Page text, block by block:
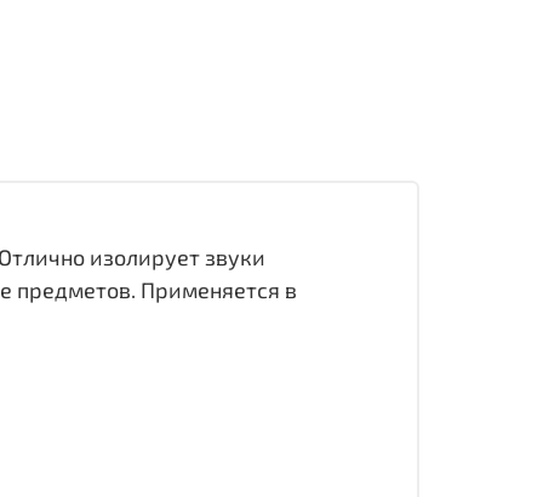
изолирует звуки
предметов. Применяется в